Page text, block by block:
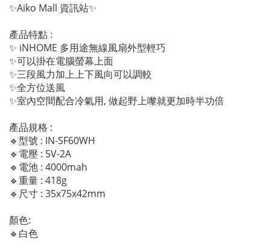
✨Aiko Mall 資訊站✨
產品特點 :
✨ iNHOME 多用途無線風扇外型輕巧
✨可以掛在電腦螢幕上面
✨三段風力加上上下風向可以調較
✨全方位送風
✨室內空間配合冷氣用, 做起野上嚟就更加時半功倍
產品規格 :
🔹型號 : IN-SF60WH
🔹電壓 : 5V-2A
🔹電池 : 4000mah
🔹重量 : 418g
🔹尺寸 : 35x75x42mm
顏色:
🔹白色